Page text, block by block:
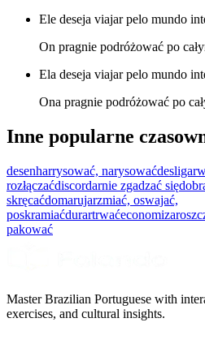
Ele deseja viajar pelo mundo
On pragnie podróżować po
Ela deseja viajar pelo mundo
Ona pragnie podróżować po
Inne popularne
desenharrysować, narysowaćdesligar
rozłączaćdiscordarnie zgadzać się
skręcaćdomarujarzmiać, oswajać,
poskramiaćdurartrwaćeconomizar
pakować
Master Brazilian Portuguese with
exercises, and cultural insights.